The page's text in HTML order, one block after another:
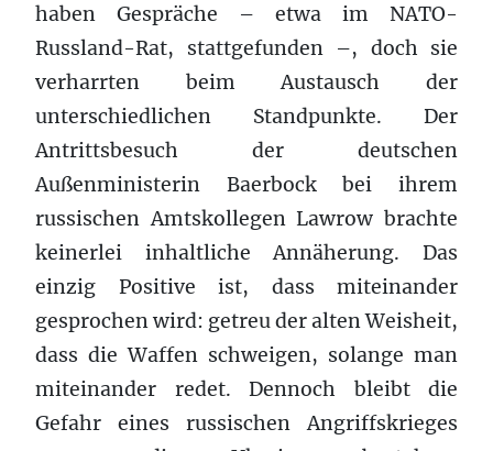
haben Gespräche – etwa im NATO-
Russland-Rat, stattgefunden –, doch sie
verharrten beim Austausch der
unterschiedlichen Standpunkte. Der
Antrittsbesuch der deutschen
Außenministerin Baerbock bei ihrem
russischen Amtskollegen Lawrow brachte
keinerlei inhaltliche Annäherung. Das
einzig Positive ist, dass miteinander
gesprochen wird: getreu der alten Weisheit,
dass die Waffen schweigen, solange man
miteinander redet. Dennoch bleibt die
Gefahr eines russischen Angriffskrieges